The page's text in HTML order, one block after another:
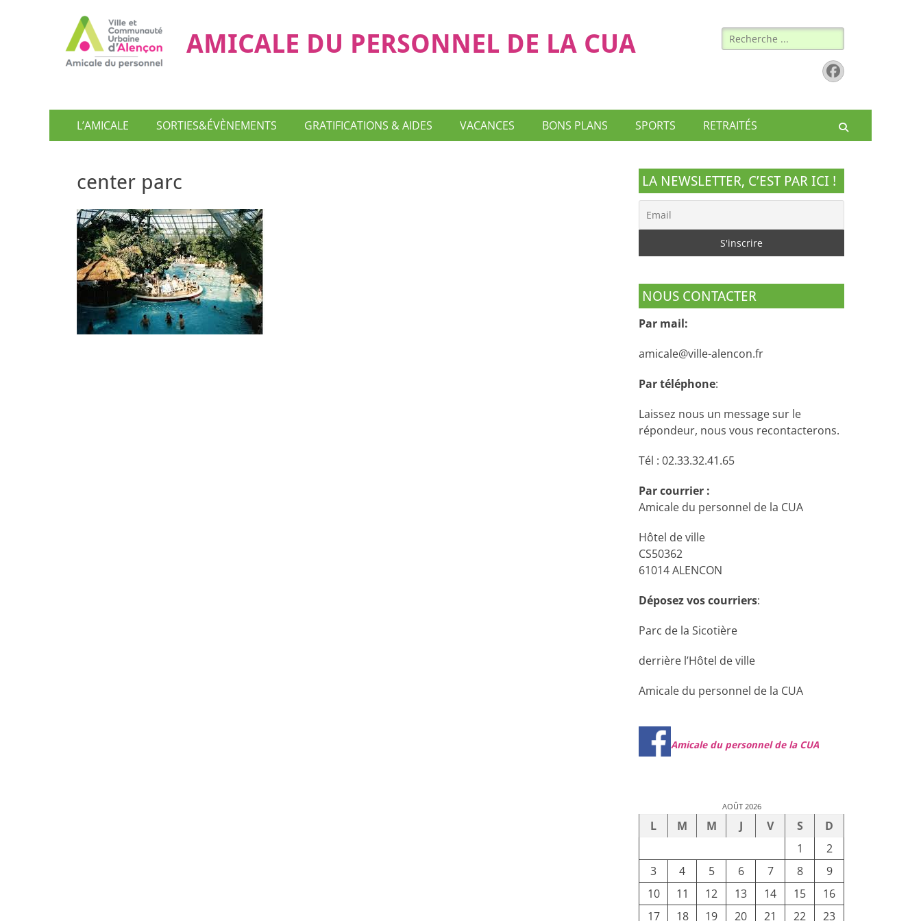
AMICALE DU PERSONNEL DE LA CUA Rechercher :
Facebook
Menu
principal
L’AMICALE SORTIES&ÉVÈNEMENTS GRATIFICATIONS & AIDES VACANCES BONS PLANS SPORTS RETRAITÉS
center parc LA NEWSLETTER, C’EST PAR ICI !
NOUS CONTACTER
Par mail:
amicale@ville-alencon.fr
Par téléphone:
Laissez nous un message sur le
répondeur, nous vous recontacterons.
Tél : 02.33.32.41.65
Par courrier :
Amicale du personnel de la CUA
Hôtel de ville
CS50362
61014 ALENCON
Déposez vos courriers:
Parc de la Sicotière
derrière l’Hôtel de ville
Amicale du personnel de la CUA
Amicale du personnel de la CUA
AOÛT 2026
L M M J V S
D
1
2
3
4 5 6 7 8
9
10
11 12 13 14 15
16
17
18 19 20 21 22 23